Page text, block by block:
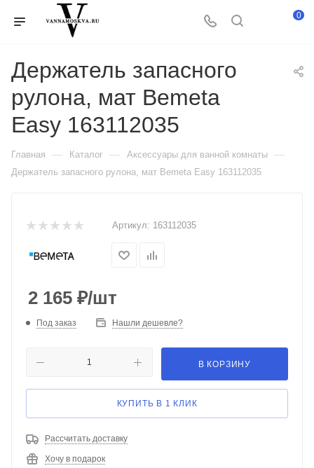
0
Держатель запасного
рулона, мат Bemeta
Easy 163112035
Главная — Каталог — Аксессуары для ванной комнаты —
Держатель запасного рулона, мат Bemeta Easy 163112035
Артикул: 163112035
2 165 ₽/шт
Под заказ Нашли дешевле?
В КОРЗИНУ
КУПИТЬ В 1 КЛИК
Рассчитать доставку
Хочу в подарок